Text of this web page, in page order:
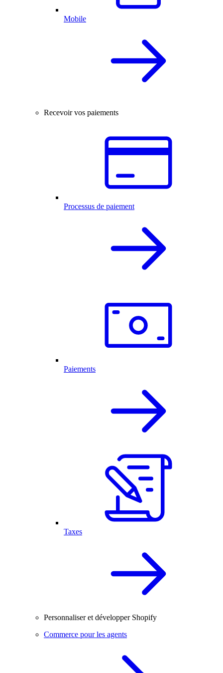
Mobile
Recevoir vos paiements
Processus de paiement
Paiements
Taxes
Personnaliser et développer Shopify
Commerce pour les agents